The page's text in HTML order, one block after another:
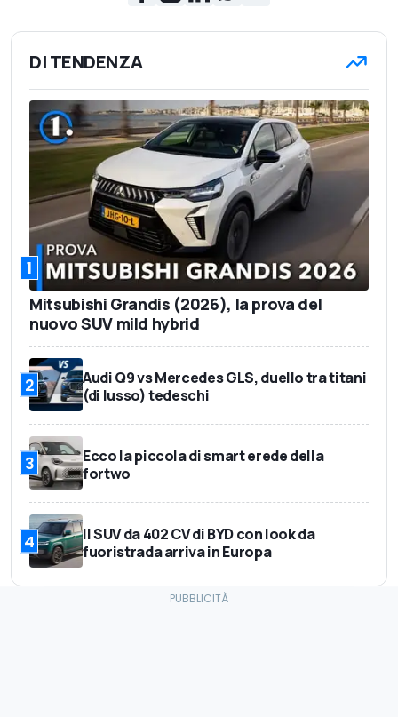
DI TENDENZA
1
Mitsubishi Grandis (2026), la prova del
nuovo SUV mild hybrid
2
Audi Q9 vs Mercedes GLS, duello tra titani
(di lusso) tedeschi
3
Ecco la piccola di smart erede della
fortwo
4
Il SUV da 402 CV di BYD con look da
fuoristrada arriva in Europa